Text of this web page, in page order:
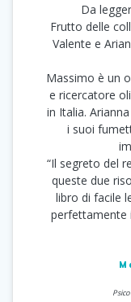
Da
Frutto delle
Valente e
Massimo è un
e ricercatore
in Italia.
i suoi
“Il segreto del
queste due
libro di facile
perfettamente